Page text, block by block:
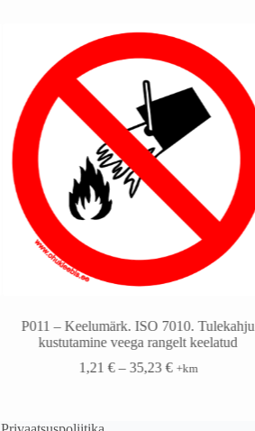
P011 – Keelumärk. ISO 7010. Tulekahju
kustutamine veega rangelt keelatud
1,21€ – 35,23€ +km